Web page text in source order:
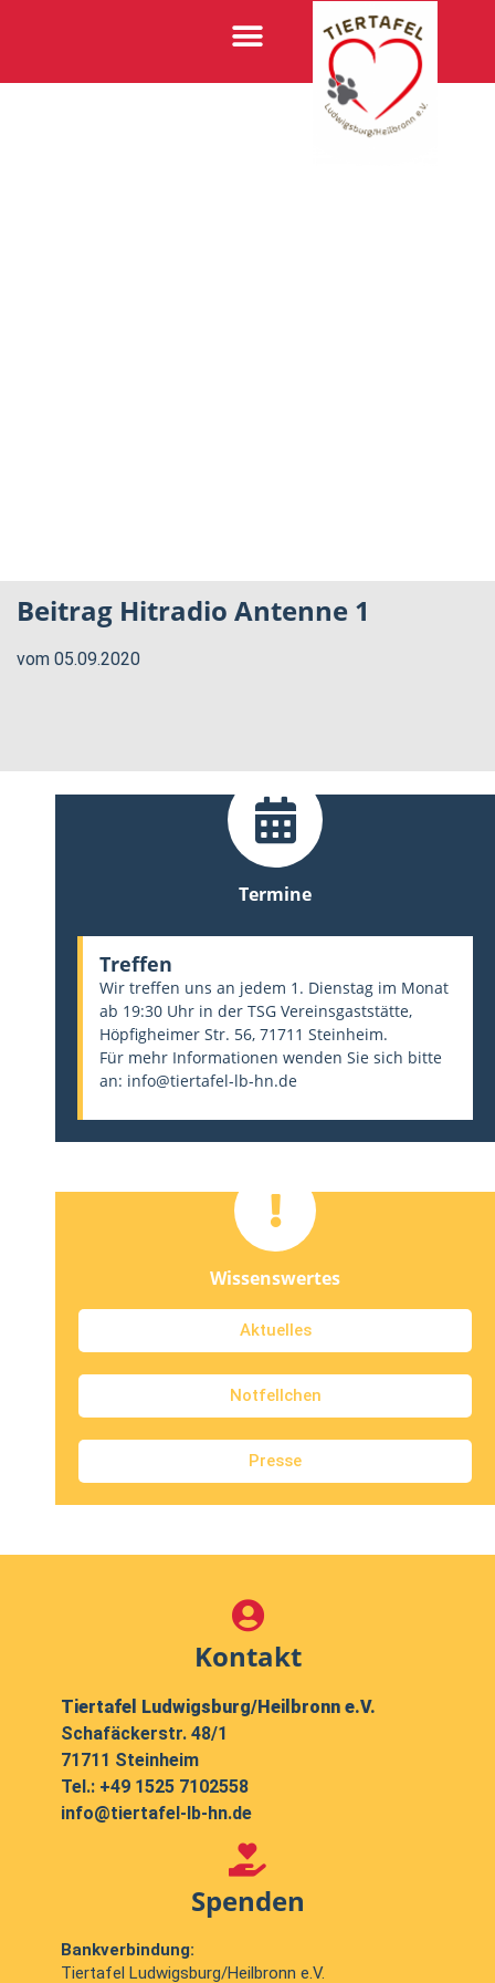
Beitrag Hitradio Antenne 1
vom 05.09.2020
Termine
Treffen
Wir treffen uns an jedem 1. Dienstag im Monat
ab 19:30 Uhr in der TSG Vereinsgaststätte,
Höpfigheimer Str. 56, 71711 Steinheim.
Für mehr Informationen wenden Sie sich bitte
an: info@tiertafel-lb-hn.de
Wissenswertes
Aktuelles
Notfellchen
Presse
Kontakt
Tiertafel Ludwigsburg/Heilbronn e.V.
Schafäckerstr. 48/1
71711 Steinheim
Tel.: +49 1525 7102558
info@tiertafel-lb-hn.de
Spenden
Bankverbindung:
Tiertafel Ludwigsburg/Heilbronn e.V.